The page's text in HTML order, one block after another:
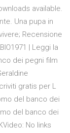
available.
Una pupa in
Recensione
| Leggi la
dei pegni film
gratis per L
del banco dei
del banco dei
No links